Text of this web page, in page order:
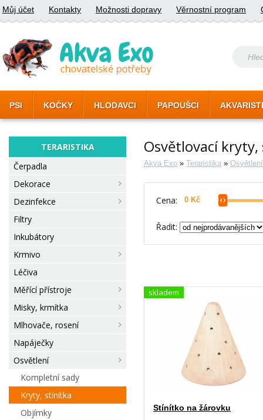
Můj účet Kontakty Možnosti dopravy Věrnostní program
PSI KOČKY HLODAVCI PAPOUŠCI
TERARISTIKA
Čerpadla
Dekorace
Dezinfekce
Filtry
Inkubátory
Krmivo
Léčiva
Měřící přístroje
Misky, krmítka
Mlhovače, rosení
Napáječky
Osvětlení
Kompletní sady
Kryty, stínítka
Objímky
Osvětlovací
Akva Exo » Teraristika » Osvětlení
Cena:
Řadit:
skladem
Stínítko na žárovku